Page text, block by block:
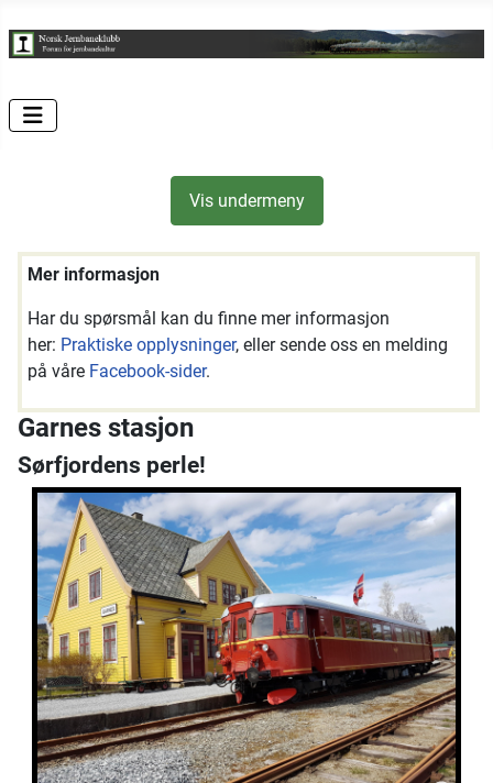
Vis undermeny
Mer informasjon
Har du spørsmål kan du finne mer informasjon
her: Praktiske opplysninger, eller sende oss en melding
på våre Facebook-sider.
Garnes stasjon
Sørfjordens perle!